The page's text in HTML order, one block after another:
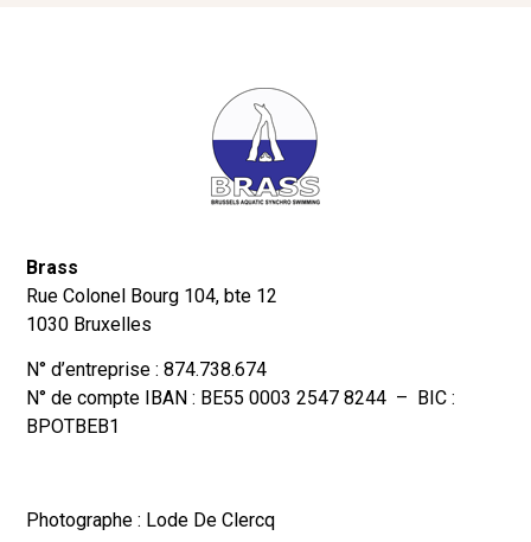
Brass
Rue Colonel Bourg 104, bte 12
1030 Bruxelles
N° d’entreprise : 874.738.674
N° de compte IBAN : BE55 0003 2547 8244 – BIC :
BPOTBEB1
Photographe : Lode De Clercq